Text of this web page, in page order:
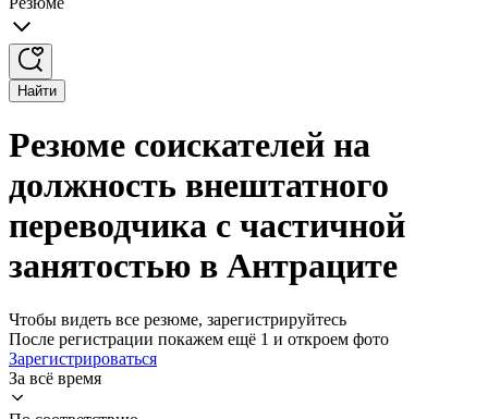
Найти
Резюме соискателей на
должность внештатного
переводчика с частичной
занятостью в Антраците
Чтобы видеть все резюме, зарегистрируйтесь
После регистрации покажем ещё 1 и откроем фото
Зарегистрироваться
За всё время